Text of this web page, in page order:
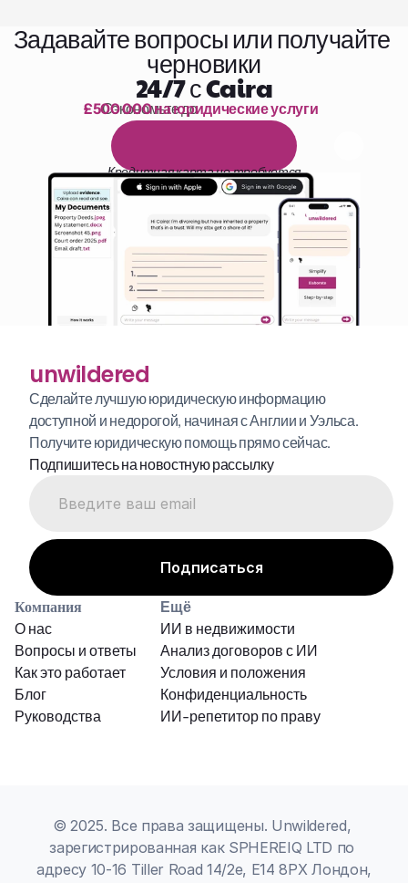
Задавайте вопросы или получайте
черновики
24/7 с Caira
1 000 часов чтения
Сэкономьте до
£500 000 на юридические услуги
ы е
Кредитная карта не требуется
unwildered
Сделайте лучшую юридическую информацию
доступной и недорогой, начиная с Англии и Уэльса.
Получите юридическую помощь прямо сейчас.
Подпишитесь на новостную рассылку
Компания
О нас
Вопросы и ответы
Как это работает
Блог
Руководства
Ещё
Условия и положения
Анализ договоров с ИИ
ИИ-репетитор по праву
Конфиденциальность
ИИ в недвижимости
© 2025. Все права защищены. Unwildered,
зарегистрированная как SPHEREIQ LTD по
адресу 10-16 Tiller Road 14/2e, E14 8PX Лондон,